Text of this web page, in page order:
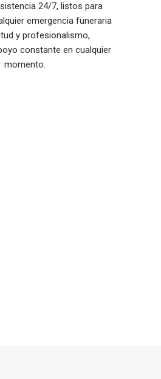
24/7, listos para
emergencia funeraria
y profesionalismo,
constante en cualquier
momento.